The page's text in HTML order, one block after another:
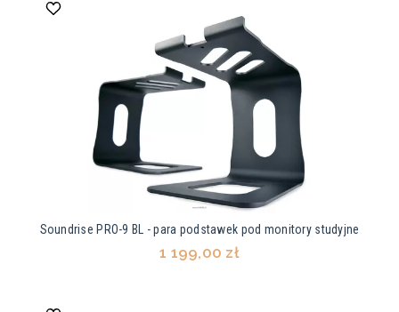
Soundrise PRO-9 BL - para podstawek pod monitory studyjne
1 199,00 zł